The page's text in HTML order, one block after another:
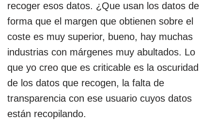
recoger esos datos. ¿Que usan los datos de
forma que el margen que obtienen sobre el
coste es muy superior, bueno, hay muchas
industrias con márgenes muy abultados. Lo
que yo creo que es criticable es la oscuridad
de los datos que recogen, la falta de
transparencia con ese usuario cuyos datos
están recopilando.